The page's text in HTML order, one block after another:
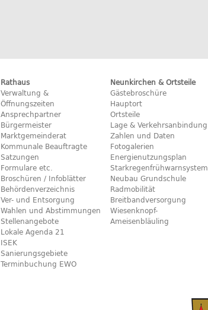
Rathaus
Verwaltung &
Öffnungszeiten
Ansprechpartner
Bürgermeister
Marktgemeinderat
Kommunale Beauftragte
Satzungen
Formulare etc.
Broschüren / Infoblätter
Behördenverzeichnis
Ver- und Entsorgung
Wahlen und Abstimmungen
Stellenangebote
Lokale Agenda 21
ISEK
Sanierungsgebiete
Terminbuchung EWO
Neunkirchen & Ortsteile
Gästebroschüre
Hauptort
Ortsteile
Lage & Verkehrsanbindung
Zahlen und Daten
Fotogalerien
Energienutzungsplan
Starkregenfrühwarnsystem
Neubau Grundschule
Radmobilität
Breitbandversorgung
Wiesenknopf-
Ameisenbläuling